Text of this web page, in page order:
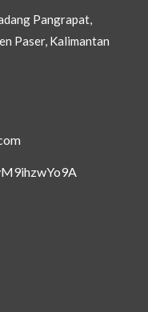
Pangrapat,
Paser, Kalimantan